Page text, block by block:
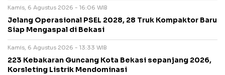
Kamis, 6 Agustus 2026 - 16:06 WIB
Jelang Operasional PSEL 2028, 28 Truk Kompaktor Baru
Siap Mengaspal di Bekasi
Kamis, 6 Agustus 2026 - 13:33 WIB
223 Kebakaran Guncang Kota Bekasi sepanjang 2026,
Korsleting Listrik Mendominasi